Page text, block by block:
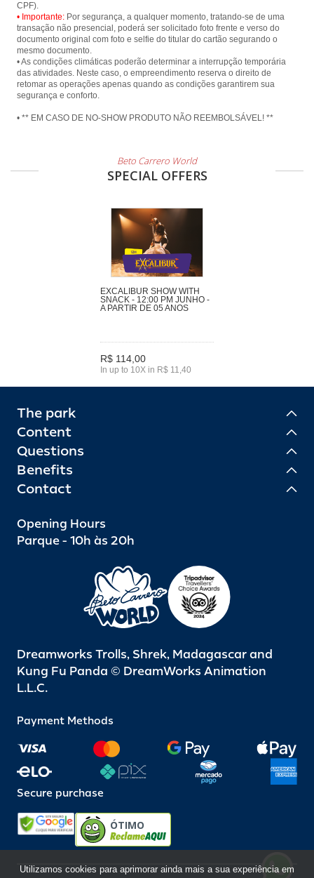
• Importante: Por segurança, a qualquer momento, tratando-se de uma
transação não presencial, poderá ser solicitado foto frente e verso do
documento original com foto e selfie do titular do cartão segurando o
mesmo documento.
• As condições climáticas poderão determinar a interrupção temporária
das atividades. Neste caso, o empreendimento reserva o direito de
retomar as operações apenas quando as condições garantirem sua
segurança e conforto.
• ** EM CASO DE NO-SHOW PRODUTO NÃO REEMBOLSÁVEL! **
Beto Carrero World
SPECIAL OFFERS
EXCALIBUR SHOW WITH
SNACK - 12:00 PM JUNHO -
A PARTIR DE 05 ANOS
R$ 114,00
In up to 10X in R$ 11,40
The park
Content
Questions
Benefits
Contact
Opening Hours
Parque - 10h às 20h
Dreamworks Trolls, Shrek, Madagascar and
Kung Fu Panda © DreamWorks Animation
L.L.C.
Payment Methods
Secure purchase
ÓTIMO
Utilizamos cookies para aprimorar ainda mais a sua experiência em